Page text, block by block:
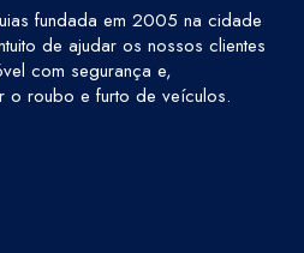
fundada em 2005 na cidade
de ajudar os nossos clientes
com segurança e,
o roubo e furto de veículos.